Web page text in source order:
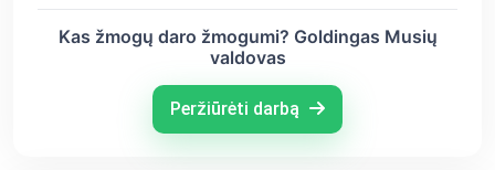
Kas žmogų daro žmogumi? Goldingas Musių
valdovas
Peržiūrėti darbą